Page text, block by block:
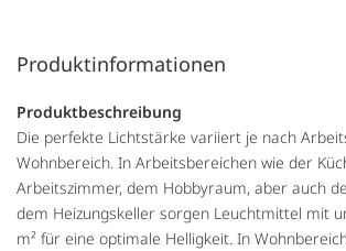
Produktinformationen
Produktbeschreibung
Die perfekte Lichtstärke variiert je nach
Wohnbereich. In Arbeitsbereichen wie der
Arbeitszimmer, dem Hobbyraum, aber auch
dem Heizungskeller sorgen Leuchtmittel mit
m² für eine optimale Helligkeit. In